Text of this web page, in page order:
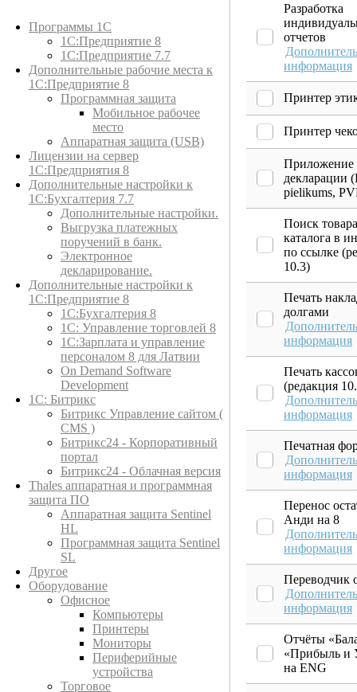
Программы 1С
1С:Предприятие 8
1С:Предприятие 7.7
Дополнительные рабочие места к
1С:Предприятие 8
Программная защита
Мобильное рабочее
место
Аппаратная защита (USB)
Лицензии на сервер
1С:Предприятия 8
Дополнительные настройки к
1С:Бухгалтерия 7.7
Дополнительные настройки.
Выгрузка платежных
поручений в банк.
Электронное
декларирование.
Дополнительные настройки к
1С:Предприятие 8
1С:Бухгалтерия 8
1C: Управление торговлей 8
1С:Зарплата и управление
персоналом 8 для Латвии
On Demand Software
Development
1С: Битрикс
Битрикс Управление сайтом (
CMS )
Битрикс24 - Корпоративный
портал
Битрикс24 - Облачная версия
Thales аппаратная и программная
защита ПО
Аппаратная защита Sentinel
HL
Программная защита Sentinel
SL
Другое
Оборудование
Офисное
Компьютеры
Принтеры
Мониторы
Периферийные
устройства
Торговое
Разработка
отчетов
информация
Принтер
Принтер
декларации
pielikums,
Поиск
каталога в
по ссылке
10.3)
Печать
долгами
информация
Печать
(редакция
информация
Печатная
информация
Перенос
Анди на 8
информация
Переводчик
информация
Отчёты
«Прибыль и
на ENG